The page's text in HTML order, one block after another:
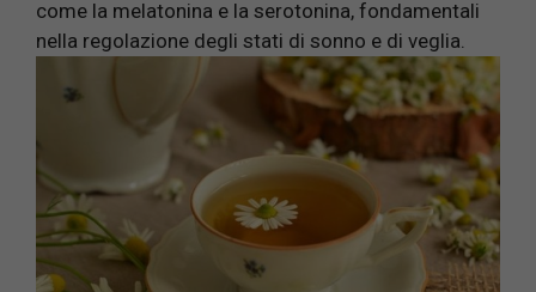
come la melatonina e la serotonina, fondamentali
nella regolazione degli stati di sonno e di veglia.